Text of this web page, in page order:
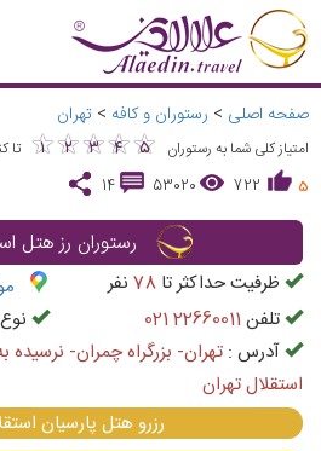
صفحه اصلی > رستوران و کافه > تهران
امتیاز کلی شما به رستوران ★
1 ★
2 ★
3 ★
4 ★
5
★★★★★
تا
5
722
53020
14
رستوران رز هتل
ظرفیت حداکثر تا 78 نفر
تلفن 021 22660011
آدرس : تهران- بزرگراه چمران-
استقلال تهران
رزرو هتل پارسیان